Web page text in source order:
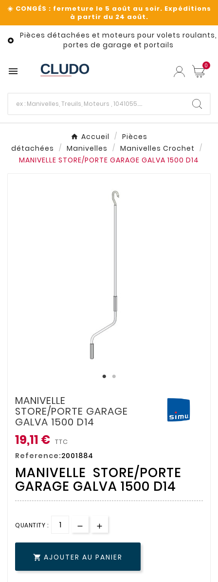

Pièces détachées et moteurs pour volets roulants,
portes de garage et portails
 0
Accueil
Pièces
détachées
Manivelles
Manivelles Crochet
MANIVELLE STORE/PORTE GARAGE GALVA 1500 D14
MANIVELLE
STORE/PORTE GARAGE
GALVA 1500 D14
19,11 € TTC
Reference:2001884
MANIVELLE STORE/PORTE
GARAGE GALVA 1500 D14
QUANTITY :
 AJOUTER AU PANIER